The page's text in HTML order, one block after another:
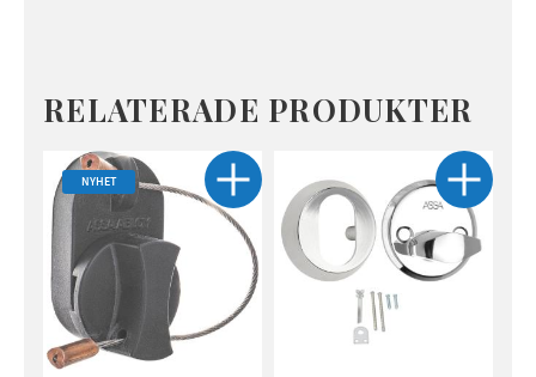
RELATERADE PRODUKTER
NYHET